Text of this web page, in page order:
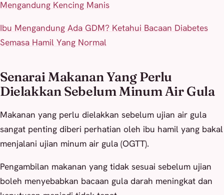
Mengandung Kencing Manis
Ibu Mengandung Ada GDM? Ketahui Bacaan Diabetes
Semasa Hamil Yang Normal
Senarai Makanan Yang Perlu
Dielakkan Sebelum Minum Air Gula
Makanan yang perlu dielakkan sebelum ujian air gula
sangat penting diberi perhatian oleh ibu hamil yang bakal
menjalani ujian minum air gula (OGTT).
Pengambilan makanan yang tidak sesuai sebelum ujian
boleh menyebabkan bacaan gula darah meningkat dan